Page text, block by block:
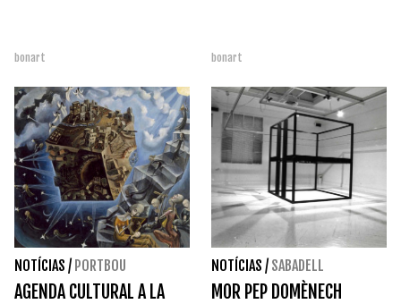
bonart bonart
NOTÍCIAS / PORTBOU
AGENDA CULTURAL A LA
NOTÍCIAS / SABADELL
MOR PEP DOMÈNECH